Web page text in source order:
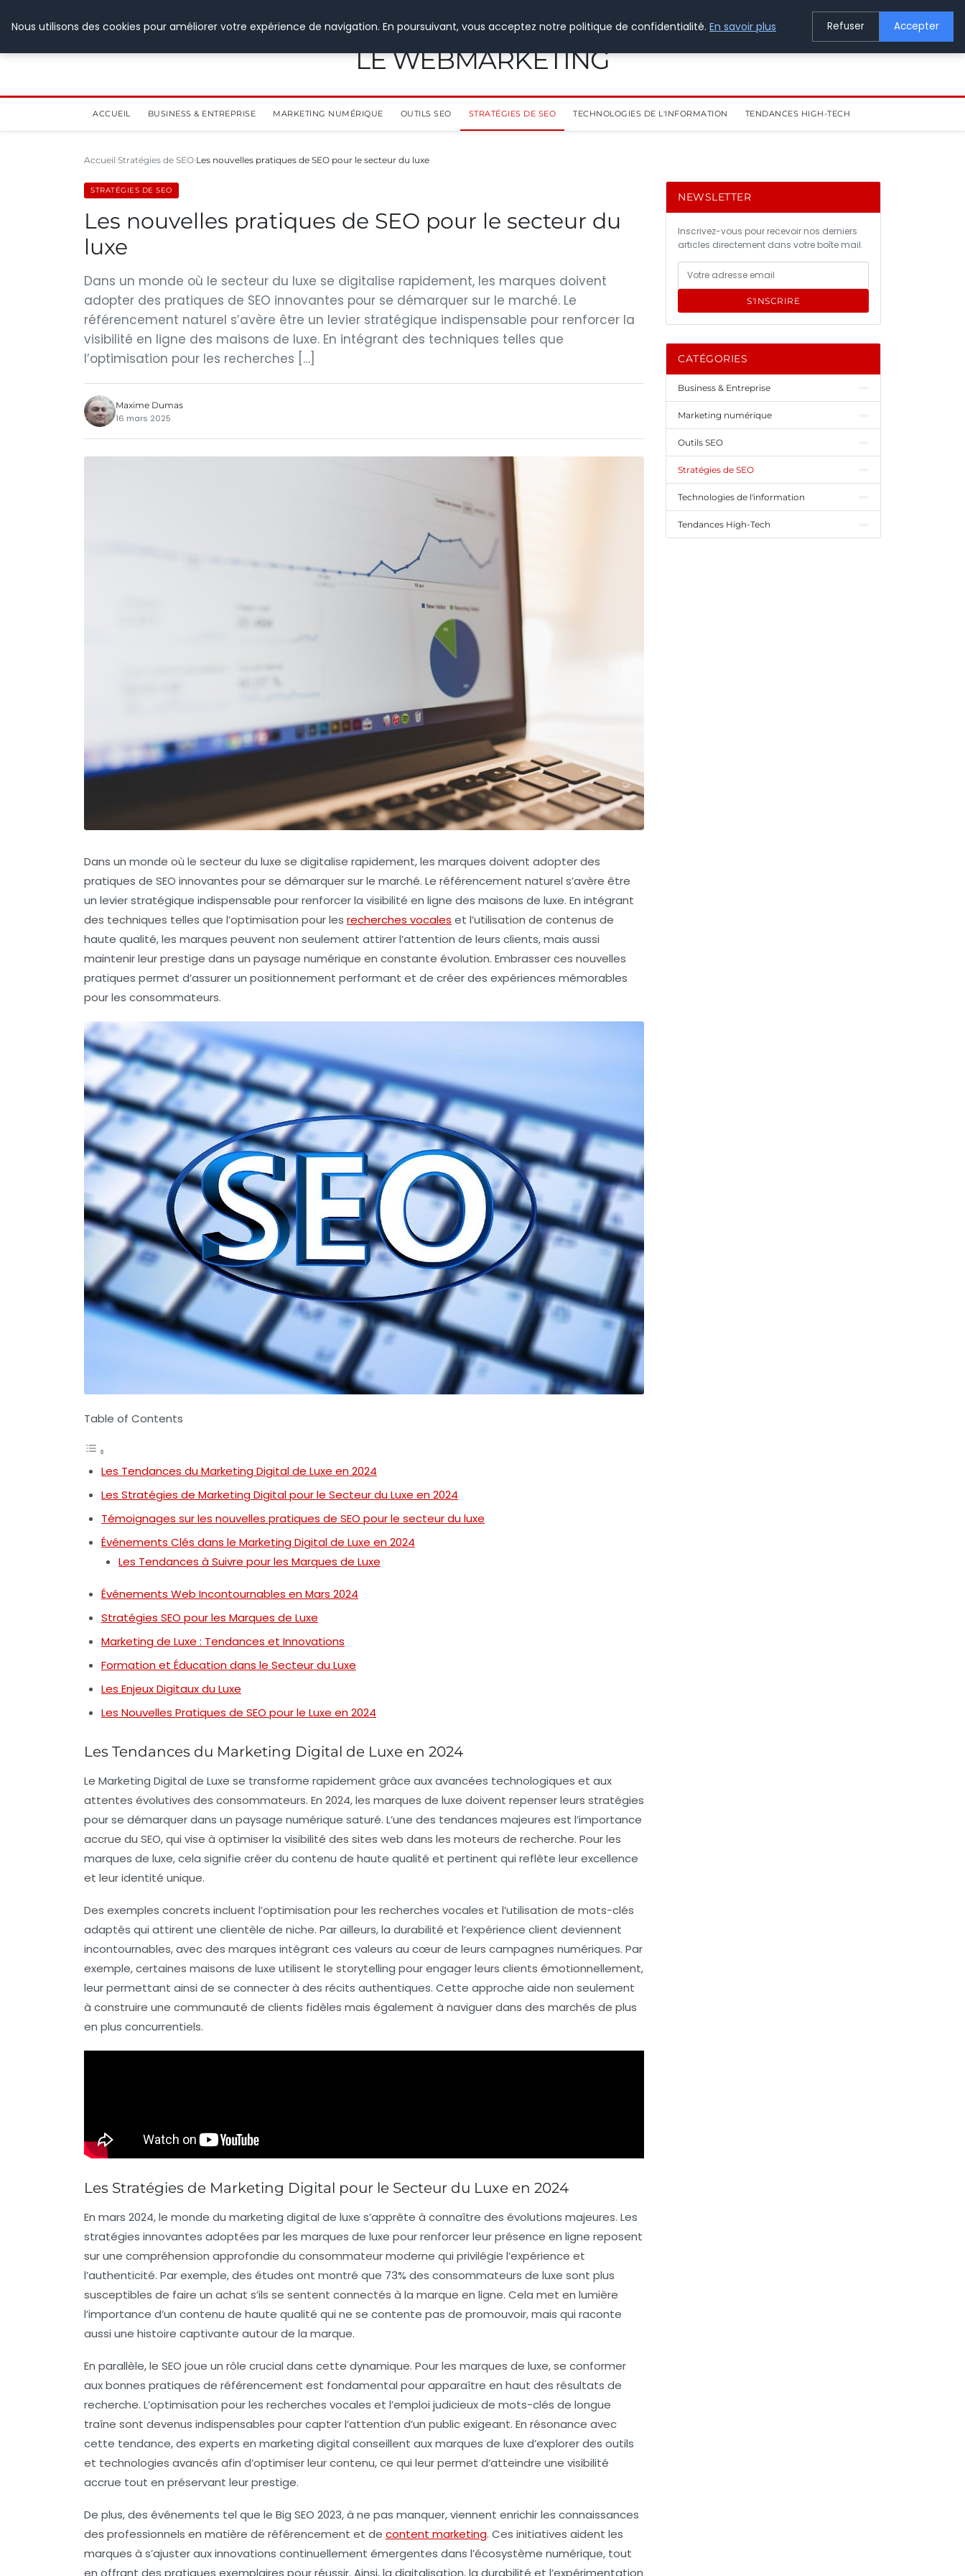
LE WEBMARKETING
ACCUEIL BUSINESS & ENTREPRISE MARKETING NUMÉRIQUE OUTILS SEO STRATÉGIES DE SEO TECHNOLOGIES DE L'INFORMATION TENDANCES HIGH-TECH
Accueil Stratégies de SEO Les nouvelles pratiques de SEO pour le secteur du luxe
STRATÉGIES DE SEO
Les nouvelles pratiques de SEO pour le secteur du
luxe
Dans un monde où le secteur du luxe se digitalise rapidement, les marques doivent
adopter des pratiques de SEO innovantes pour se démarquer sur le marché. Le
référencement naturel s’avère être un levier stratégique indispensable pour renforcer la
visibilité en ligne des maisons de luxe. En intégrant des techniques telles que
l’optimisation pour les recherches […]
Maxime Dumas
16 mars 2025
Dans un monde où le secteur du luxe se digitalise rapidement, les marques doivent adopter des
pratiques de SEO innovantes pour se démarquer sur le marché. Le référencement naturel s’avère être
un levier stratégique indispensable pour renforcer la visibilité en ligne des maisons de luxe. En intégrant
des techniques telles que l’optimisation pour les recherches vocales et l’utilisation de contenus de
haute qualité, les marques peuvent non seulement attirer l’attention de leurs clients, mais aussi
maintenir leurprestige dans un paysage numérique en constante évolution. Embrasser ces nouvelles
pratiques permet d’assurer un positionnement performant et de créer des expériences mémorables
pour les consommateurs.
Table of Contents
Les Tendances du Marketing Digital de Luxe en 2024
Les Stratégies de Marketing Digital pour le Secteur du Luxe en 2024
Témoignages sur les nouvelles pratiques de SEO pour le secteur du luxe
Événements Clés dans le Marketing Digital de Luxe en 2024
Les Tendances à Suivre pour les Marques de Luxe
Événements Web Incontournables en Mars 2024
Stratégies SEO pour les Marques de Luxe
Marketing de Luxe : Tendances et Innovations
Formation et Éducation dans le Secteur du Luxe
Les Enjeux Digitaux du Luxe
Les Nouvelles Pratiques de SEO pour le Luxe en 2024
Les Tendances du Marketing Digital de Luxe en 2024
Le Marketing Digital de Luxe se transforme rapidement grâce aux avancées technologiques et aux
attentes évolutives des consommateurs. En 2024, les marques de luxe doivent repenser leurs stratégies
pour se démarquer dans un paysage numérique saturé. L’une des tendances majeures est l’importance
accrue du SEO, qui vise à optimiser la visibilité des sites web dans les moteurs de recherche. Pour les
marques de luxe, cela signifie créer du contenu de haute qualité et pertinent qui reflète leur excellence
et leur identité unique.
Des exemples concrets incluent l’optimisation pour les recherches vocales et l’utilisation de mots-clés
adaptés qui attirent une clientèle de niche. Par ailleurs, la durabilité et l’expérience client deviennent
incontournables, avec des marques intégrant ces valeurs au cœur de leurs campagnes numériques. Par
exemple, certaines maisons de luxe utilisent le storytelling pour engager leurs clients émotionnellement,
leur permettant ainsi de se connecter à des récits authentiques. Cette approche aide non seulement
à construire une communauté de clients fidèles mais également à naviguer dans des marchés de plus
en plus concurrentiels.
Les Stratégies de Marketing Digital pour le Secteur du Luxe en 2024
En mars 2024, le monde du marketing digital de luxe s’apprête à connaître des évolutions majeures. Les
stratégies innovantes adoptées par les marques de luxe pour renforcer leur présence en ligne reposent
sur une compréhension approfondie du consommateur moderne qui privilégie l’expérience et
l’authenticité. Par exemple, des études ont montré que 73% des consommateurs de luxe sont plus
susceptibles de faire un achat s’ils se sentent connectés à la marque en ligne. Cela met en lumière
l’importance d’un contenu de haute qualité qui ne se contente pas de promouvoir, mais qui raconte
aussi une histoire captivante autour de la marque.
En parallèle, le SEO joue un rôle crucial dans cette dynamique. Pour les marques de luxe, se conformer
aux bonnes pratiques de référencement est fondamental pour apparaître en haut des résultats de
recherche. L’optimisation pour les recherches vocales et l’emploi judicieux de mots-clés de longue
traîne sont devenus indispensables pour capter l’attention d’un public exigeant. En résonance avec
cette tendance, des experts en marketing digital conseillent aux marques de luxe d’explorer des outils
et technologies avancés afin d’optimiser leur contenu, ce qui leur permet d’atteindre une visibilité
accrue tout en préservant leurprestige.
De plus, des événements tel que le Big SEO 2023, à ne pas manquer, viennent enrichir les connaissances
des professionnels en matière de référencement et de content marketing. Ces initiatives aident les
marques à s’ajuster aux innovations continuellement émergentes dans l’écosystème numérique, tout
NEWSLETTER
Inscrivez-vous pour recevoir nos derniers
articles directement dans votre boîte mail.
S'INSCRIRE
CATÉGORIES
Business & Entreprise
Marketing numérique
Outils SEO
Stratégies de SEO
Technologies de l'information
Tendances High-Tech
Nous utilisons des cookies pour améliorer votre expérience de navigation. En poursuivant, vous acceptez notre politique de confidentialité. En savoir plus Refuser Accepter